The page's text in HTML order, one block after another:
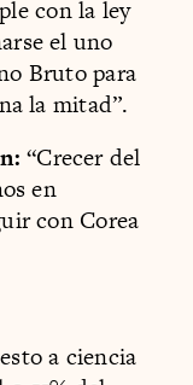
con la ley
el uno
Bruto para
la mitad”.
“Crecer del
en
con Corea
a ciencia